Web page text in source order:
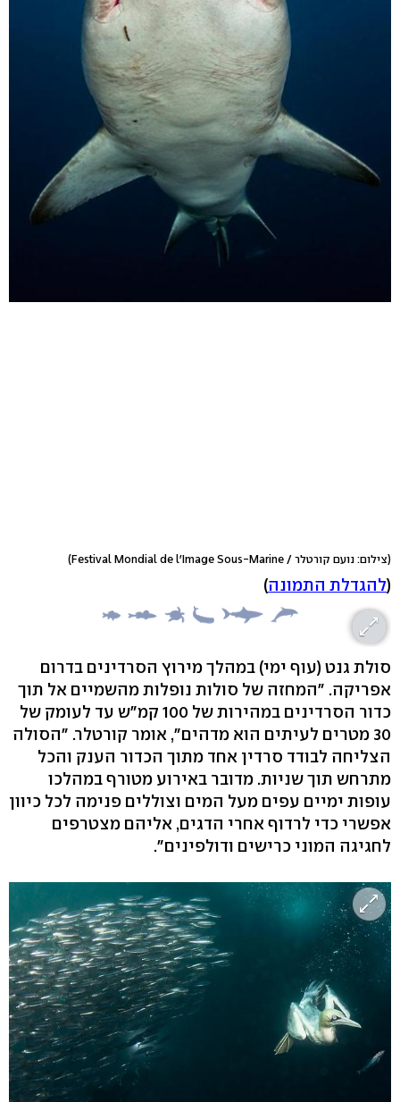
(צילום: נועם קורטלר / Festival Mondial de l'Image Sous-Marine)
(להגדלת התמונה)
סולת גנט (עוף ימי) במהלך מירוץ הסרדינים בדרום
אפריקה. "המחזה של סולות נופלות מהשמיים אל תוך
כדור הסרדינים במהירות של 100 קמ"ש עד לעומק של
30 מטרים לעיתים הוא מדהים", אומר קורטלר. "הסולה
הצליחה לבודד סרדין אחד מתוך הכדור הענק והכל
מתרחש תוך שניות. מדובר באירוע מטורף במהלכו
עופות ימיים עפים מעל המים וצוללים פנימה לכל כיוון
אפשרי כדי לרדוף אחרי הדגים, אליהם מצטרפים
לחגיגה המוני כרישים ודולפינים".